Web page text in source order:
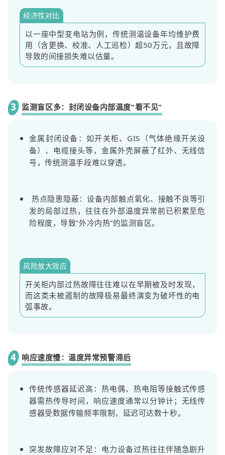
经济性对比
以一座中型变电站为例，传统测温设备年均维护费
用（含更换、校准、人工巡检）超50万元，且故障
导致的间接损失难以估量。
3 监测盲区多：封闭设备内部温度“看不见”
金属封闭设备：如开关柜、GIS（气体绝缘开关设
备）、电缆接头等，金属外壳屏蔽了红外、无线信
号，传统测温手段难以穿透。
热点隐患隐蔽：设备内部触点氧化、接触不良等引
发的局部过热，往往在外部温度异常前已积累至危
险程度，导致“外冷内热”的监测盲区。
风险放大效应
开关柜内部过热故障往往难以在早期被及时发现，
而这类未被遏制的故障极易最终演变为破坏性的电
弧事故。
4 响应速度慢：温度异常预警滞后
传统传感器延迟高：热电偶、热电阻等接触式传感
器需热传导时间，响应速度通常以分钟计；无线传
感器受数据传输频率限制，延迟可达数十秒。
突发故障应对不足：电力设备过热往往伴随急剧升